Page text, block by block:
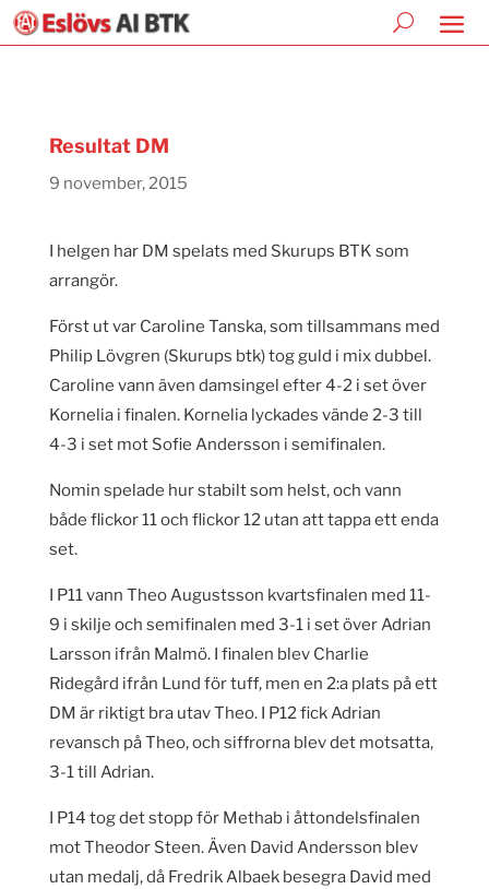
Resultat DM
9 november, 2015
I helgen har DM spelats med Skurups BTK som
arrangör.
Först ut var Caroline Tanska, som tillsammans med
Philip Lövgren (Skurups btk) tog guld i mix dubbel.
Caroline vann även damsingel efter 4-2 i set över
Kornelia i finalen. Kornelia lyckades vände 2-3 till
4-3 i set mot Sofie Andersson i semifinalen.
Nomin spelade hur stabilt som helst, och vann
både flickor 11 och flickor 12 utan att tappa ett enda
set.
I P11 vann Theo Augustsson kvartsfinalen med 11-
9 i skilje och semifinalen med 3-1 i set över Adrian
Larsson ifrån Malmö. I finalen blev Charlie
Ridegård ifrån Lund för tuff, men en 2:a plats på ett
DM är riktigt bra utav Theo. I P12 fick Adrian
revansch på Theo, och siffrorna blev det motsatta,
3-1 till Adrian.
I P14 tog det stopp för Methab i åttondelsfinalen
mot Theodor Steen. Även David Andersson blev
utan medalj, då Fredrik Albaek besegra David med